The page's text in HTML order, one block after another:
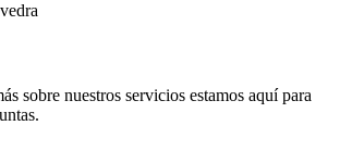
sobre nuestros servicios estamos aquí para